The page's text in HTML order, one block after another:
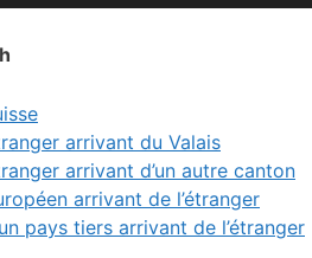
arrivant du Valais
arrivant d’un autre canton
arrivant de l’étranger
pays tiers arrivant de l’étranger